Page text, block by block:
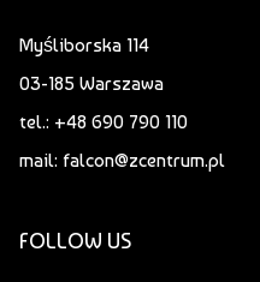
Myśliborska 114
03-185 Warszawa
tel.: +48 690 790 110
mail: falcon@zcentrum.pl
FOLLOW US